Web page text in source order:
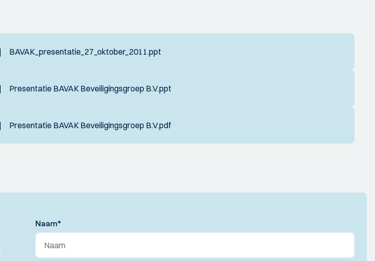
BAVAK_presentatie_27_oktober_2011.ppt
Presentatie BAVAK Beveiligingsgroep B.V.ppt
Presentatie BAVAK Beveiligingsgroep B.V.pdf
Naam*